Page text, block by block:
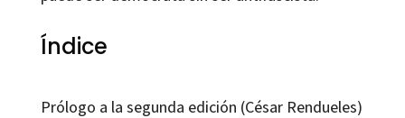
Índice
Prólogo a la segunda edición (César Rendueles)